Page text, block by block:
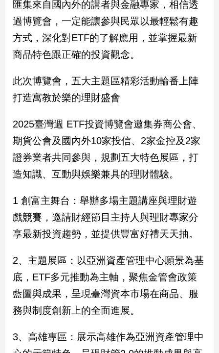
築/
室
內
設
旅
美
星
座/
命
理
消
健
康/
親
子/
感
藝
術
／
文
創
／
影
匯集來自國內外的講者與金融專家，相信透
過博覽會，一定能讓參與民眾以最輕鬆有趣
方式，深化對ETF的了解應用，並掌握最新
商品特色跟正確的投資觀念。
此次博覽會，五大主題區精彩活動輪番上陣
打造寓教於樂的理財盛會
2025臺灣週 ETF投資博覽會邀集券商公會、
期貨公會及國內外10家投信、2家金控及2家
證券業者共同參與，規劃五大特色展區，打
造知識、互動與娛樂兼具的理財體驗。
1 創富主舞台：舉辦多場主題講座與理財遊
戲競賽，邀請財經節目主持人與理財專家分
享最新投資趨勢，並提供豐富好禮天天抽。
2、主題展區：以亞洲資產管理中心願景為基
底，ETF多元推動為主軸，聚焦金管會政策
藍圖與成果，呈現臺灣資本市場在商品、服
務與制度創新上的全面進展。
3、高雄專區：展示高雄作為亞洲資產管理中